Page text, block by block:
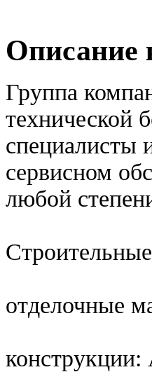
Описание
Группа
технической
специалисты
сервисном
любой
отделочные
конструкции: